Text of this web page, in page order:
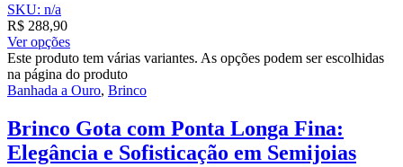
SKU: n/a
R$ 288,90
Ver opções
Este produto tem várias variantes. As opções podem ser escolhidas
na página do produto
Banhada a Ouro, Brinco
Brinco Gota com Ponta Longa Fina:
Elegância e Sofisticação em Semijoias